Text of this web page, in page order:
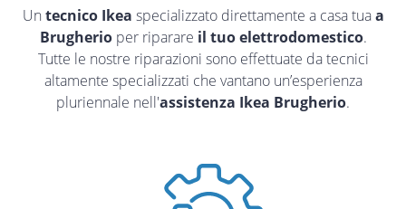
Un tecnico Ikea specializzato direttamente a casa tuaa
Brugherioper riparare il tuo elettrodomestico.
Tutte le nostre riparazioni sono effettuate da tecnici
altamente specializzati che vantano un’esperienza
pluriennale nell'assistenza Ikea Brugherio.